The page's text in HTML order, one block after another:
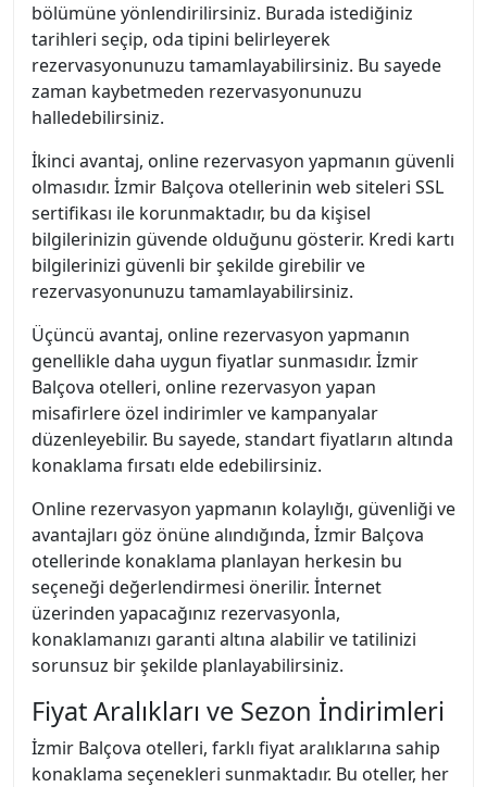
bölümüne yönlendirilirsiniz. Burada istediğiniz
tarihleri seçip, oda tipini belirleyerek
rezervasyonunuzu tamamlayabilirsiniz. Bu sayede
zaman kaybetmeden rezervasyonunuzu
halledebilirsiniz.
İkinci avantaj, online rezervasyon yapmanın güvenli
olmasıdır. İzmir Balçova otellerinin web siteleri SSL
sertifikası ile korunmaktadır, bu da kişisel
bilgilerinizin güvende olduğunu gösterir. Kredi kartı
bilgilerinizi güvenli bir şekilde girebilir ve
rezervasyonunuzu tamamlayabilirsiniz.
Üçüncü avantaj, online rezervasyon yapmanın
genellikle daha uygun fiyatlar sunmasıdır. İzmir
Balçova otelleri, online rezervasyon yapan
misafirlere özel indirimler ve kampanyalar
düzenleyebilir. Bu sayede, standart fiyatların altında
konaklama fırsatı elde edebilirsiniz.
Online rezervasyon yapmanın kolaylığı, güvenliği ve
avantajları göz önüne alındığında, İzmir Balçova
otellerinde konaklama planlayan herkesin bu
seçeneği değerlendirmesi önerilir. İnternet
üzerinden yapacağınız rezervasyonla,
konaklamanızı garanti altına alabilir ve tatilinizi
sorunsuz bir şekilde planlayabilirsiniz.
Fiyat Aralıkları ve Sezon İndirimleri
İzmir Balçova otelleri, farklı fiyat aralıklarına sahip
konaklama seçenekleri sunmaktadır. Bu oteller, her